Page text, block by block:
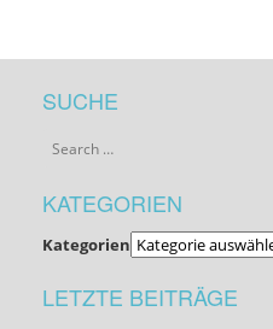
SUCHE
KATEGORIEN
Kategorien
LETZTE BEITRÄGE